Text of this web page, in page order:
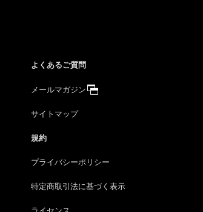
よくあるご質問
メールマガジン
サイトマップ
規約
プライバシーポリシー
特定商取引法に基づく表示